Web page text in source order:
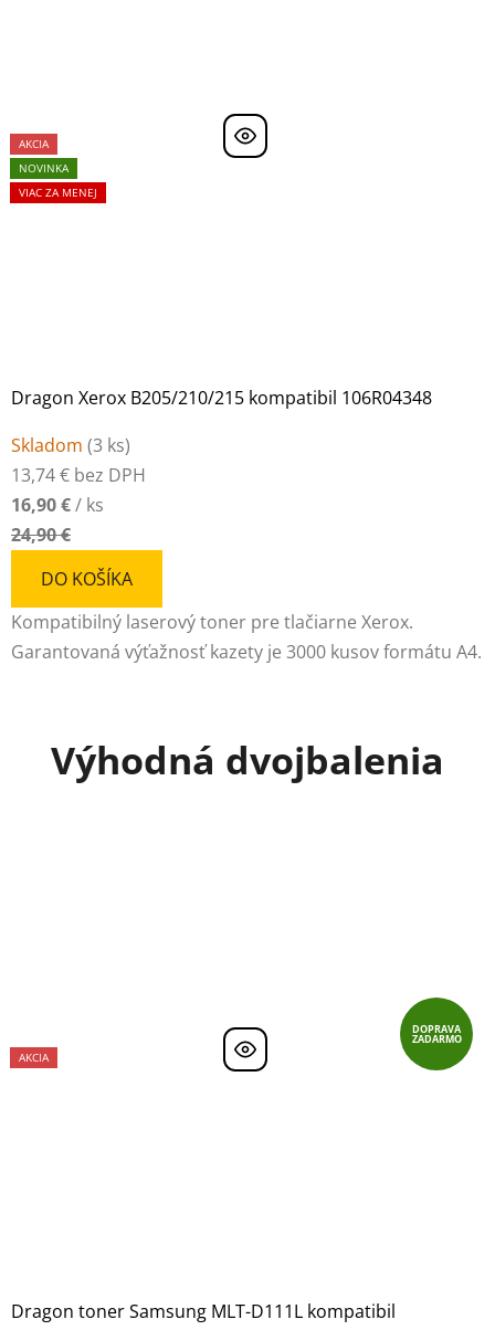
AKCIA
NOVINKA
VIAC ZA MENEJ
Dragon Xerox B205/210/215 kompatibil 106R04348
Skladom (3 ks)
13,74 € bez DPH
16,90 €/ ks
24,90 €
DO KOŠÍKA
Kompatibilný laserový toner pre tlačiarne Xerox.
Garantovaná výťažnosť kazety je 3000 kusov formátu A4.
Výhodná dvojbalenia
AKCIA
DOPRAVA
ZADARMO
Dragon toner Samsung MLT-D111L kompatibil